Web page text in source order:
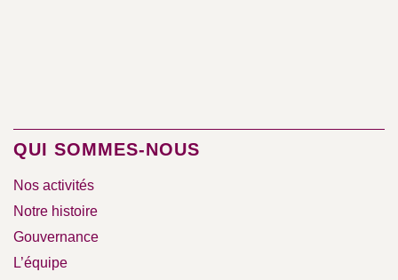
QUI SOMMES-NOUS
Nos activités
Notre histoire
Gouvernance
L’équipe